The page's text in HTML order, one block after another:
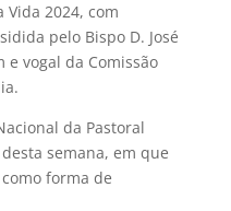
2024, com
pelo Bispo D. José
vogal da Comissão
da Pastoral
semana, em que
forma de